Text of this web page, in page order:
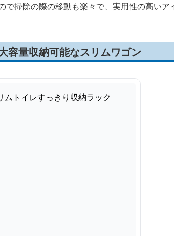
で掃除の際の移動も楽々で、実用性の高いア
容量収納可能なスリムワゴン